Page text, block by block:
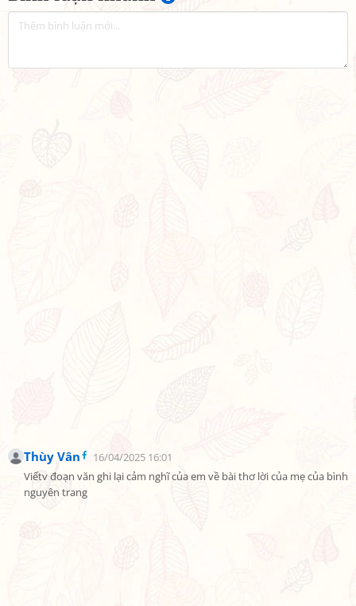
Thùy Vân
16/04/2025 16:01
Viếtv đoạn văn ghi lại cảm nghĩ của em về bài thơ lời của mẹ của bình
nguyên trang